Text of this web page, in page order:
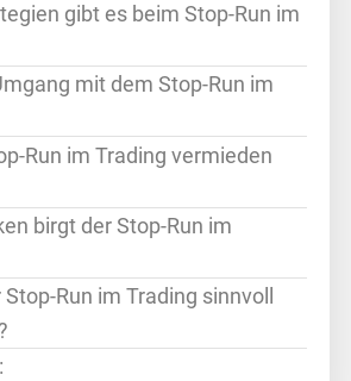
gibt es beim Stop-Run im
mit dem Stop-Run im
Run im Trading vermieden
birgt der Stop-Run im
Run im Trading sinnvoll